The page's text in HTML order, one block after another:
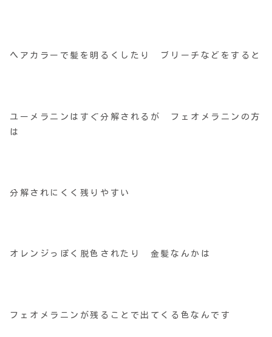
ヘアカラーで髪を明るくしたり ブリーチなどをすると
ユーメラニンはすぐ分解されるが フェオメラニンの方
は
分解されにくく残りやすい
オレンジっぽく脱色されたり 金髪なんかは
フェオメラニンが残ることで出てくる色なんです